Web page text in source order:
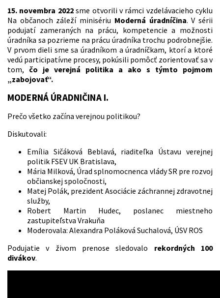
15. novembra 2022sme otvorili v rámci vzdelávacieho cyklu
Na občanoch záleží minisériu Moderná úradníčina. V sérii
podujatí zameraných na prácu, kompetencie a možnosti
úradníka sa pozrieme na prácu úradníka trochu podrobnejšie.
V prvom dieli sme sa úradníkom a úradníčkam, ktorí a ktoré
vedú participatívne procesy, pokúsili pomôcť zorientovať sa v
tom, čo je verejná politika a ako s týmto pojmom
„zabojovať“.
MODERNÁ ÚRADNIČINA I.
Prečo všetko začína verejnou politikou?
Diskutovali:
Emília Sičáková Beblavá, riaditeľka Ústavu verejnej
politik FSEV UK Bratislava,
Mária Milková, Úrad splnomocnenca vlády SR pre rozvoj
občianskej spoločnosti,
Matej Polák, prezident Asociácie záchrannej zdravotnej
služby,
Robert Martin Hudec, poslanec miestneho
zastupiteľstva Vrakuňa
Moderovala: Alexandra Poláková Suchalová, ÚSV ROS
Podujatie v živom prenose sledovalo rekordných 100
divákov.